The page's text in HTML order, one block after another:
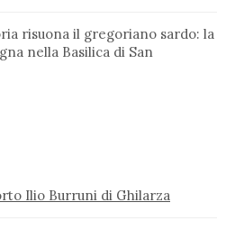
risuona il gregoriano sardo: la
nella Basilica di San
Ilio Burruni di Ghilarza